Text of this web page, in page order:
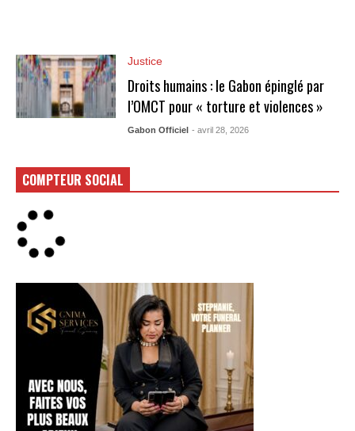
Justice
Droits humains : le Gabon épinglé par
l’OMCT pour « torture et violences »
Gabon Officiel - avril 28, 2026
COMPTEUR SOCIAL